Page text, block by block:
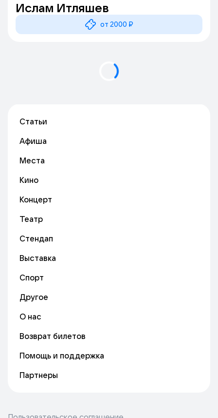
Ислам Итляшев
от 2000 ₽
Статьи
Афиша
Места
Кино
Концерт
Театр
Стендап
Выставка
Спорт
Другое
О нас
Возврат билетов
Помощь и поддержка
Партнеры